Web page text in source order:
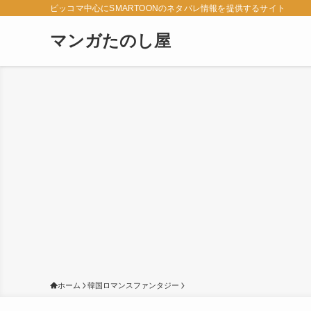
ピッコマ中心にSMARTOONのネタバレ情報を提供するサイト
マンガたのし屋
ホーム 韓国ロマンスファンタジー